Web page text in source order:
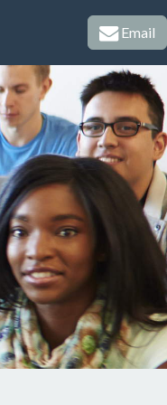
Email